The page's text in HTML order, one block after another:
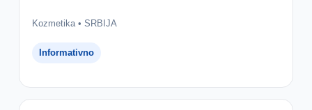
Kozmetika • SRBIJA
Informativno